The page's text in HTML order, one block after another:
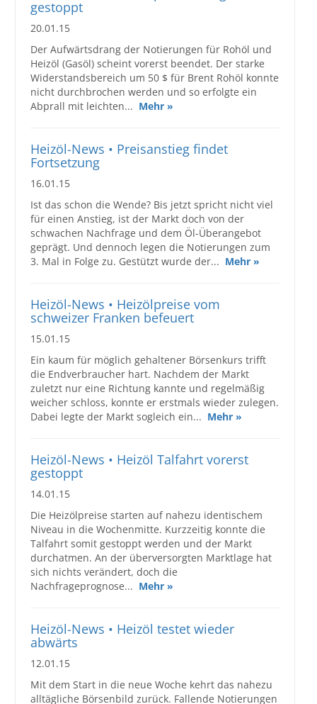
gestoppt
20.01.15
Der Aufwärtsdrang der Notierungen für Rohöl und
Heizöl (Gasöl) scheint vorerst beendet. Der starke
Widerstandsbereich um 50 $ für Brent Rohöl konnte
nicht durchbrochen werden und so erfolgte ein
Abprall mit leichten... Mehr »
Heizöl-News • Preisanstieg findet
Fortsetzung
16.01.15
Ist das schon die Wende? Bis jetzt spricht nicht viel
für einen Anstieg, ist der Markt doch von der
schwachen Nachfrage und dem Öl-Überangebot
geprägt. Und dennoch legen die Notierungen zum
3. Mal in Folge zu. Gestützt wurde der... Mehr »
Heizöl-News • Heizölpreise vom
schweizer Franken befeuert
15.01.15
Ein kaum für möglich gehaltener Börsenkurs trifft
die Endverbraucher hart. Nachdem der Markt
zuletzt nur eine Richtung kannte und regelmäßig
weicher schloss, konnte er erstmals wieder zulegen.
Dabei legte der Markt sogleich ein... Mehr »
Heizöl-News • Heizöl Talfahrt vorerst
gestoppt
14.01.15
Die Heizölpreise starten auf nahezu identischem
Niveau in die Wochenmitte. Kurzzeitig konnte die
Talfahrt somit gestoppt werden und der Markt
durchatmen. An der überversorgten Marktlage hat
sich nichts verändert, doch die
Nachfrageprognose... Mehr »
Heizöl-News • Heizöl testet wieder
abwärts
12.01.15
Mit dem Start in die neue Woche kehrt das nahezu
alltägliche Börsenbild zurück. Fallende Notierungen